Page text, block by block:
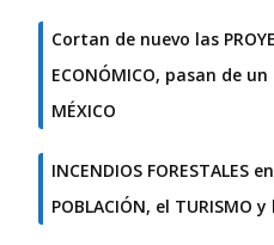
Cortan de nuevo las
ECONÓMICO, pasan de
MÉXICO
INCENDIOS FORESTALES
POBLACIÓN, el TURISMO